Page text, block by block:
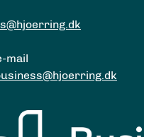
mail